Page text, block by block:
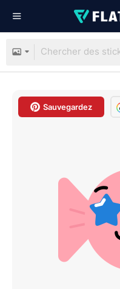
Sauvegardez